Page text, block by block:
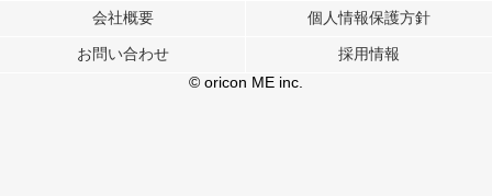
行っています。
メディアや広告配信、データ解析の各パートナーに提供しています。
各パートナーは、この情報とユーザーが各パートナーに提供した他の情報や、
ユーザーが各パートナーのサービスを使用したときに収集した他の情報を組み
会社概要 個人情報保護方針
お問い合わせ
採用情報
© oricon ME inc.